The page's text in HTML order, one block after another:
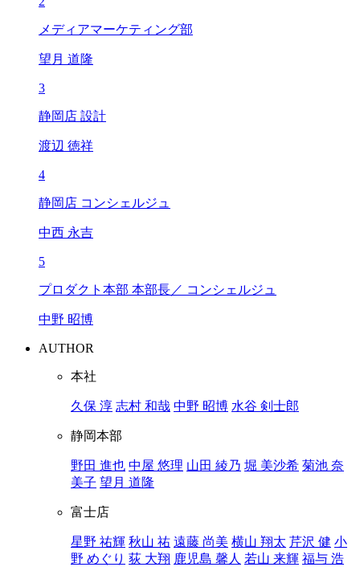
メディアマーケティング部
望月 道隆
3
静岡店 設計
渡辺 徳祥
4
静岡店 コンシェルジュ
中西 永吉
5
プロダクト本部 本部長／ コンシェルジュ
中野 昭博
AUTHOR
本社
久保 淳 志村 和哉 中野 昭博 水谷 剣士郎
静岡本部
野田 進也 中屋 悠理 山田 綾乃 堀 美沙希 菊池 奈
美子 望月 道隆
富士店
星野 祐輝 秋山 祐 遠藤 尚美 横山 翔太 芹沢 健 小
野 めぐり 荻 大翔 鹿児島 馨人 若山 来輝 福与 浩